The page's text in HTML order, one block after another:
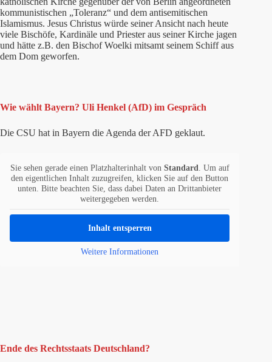
kommunistischen „Toleranz“ und dem antisemitischen
Islamismus. Jesus Christus würde seiner Ansicht nach heute
viele Bischöfe, Kardinäle und Priester aus seiner Kirche jagen
und hätte z.B. den Bischof Woelki mitsamt seinem Schiff aus
dem Dom geworfen.
Wie wählt Bayern? Uli Henkel (AfD) im Gespräch
Die CSU hat in Bayern die Agenda der AFD geklaut.
Sie sehen gerade einen Platzhalterinhalt von Standard
. Um auf
den eigentlichen Inhalt zuzugreifen, klicken Sie auf den Button
unten. Bitte beachten Sie, dass dabei Daten an Drittanbieter
weitergegeben werden.
Inhalt entsperren
Weitere Informationen
Ende des Rechtsstaats Deutschland?